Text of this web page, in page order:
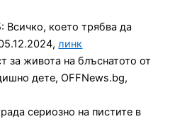
Всичко, което трябва да
линк
за живота на блъснатото от
дете, OFFNews.bg,
сериозно на пистите в